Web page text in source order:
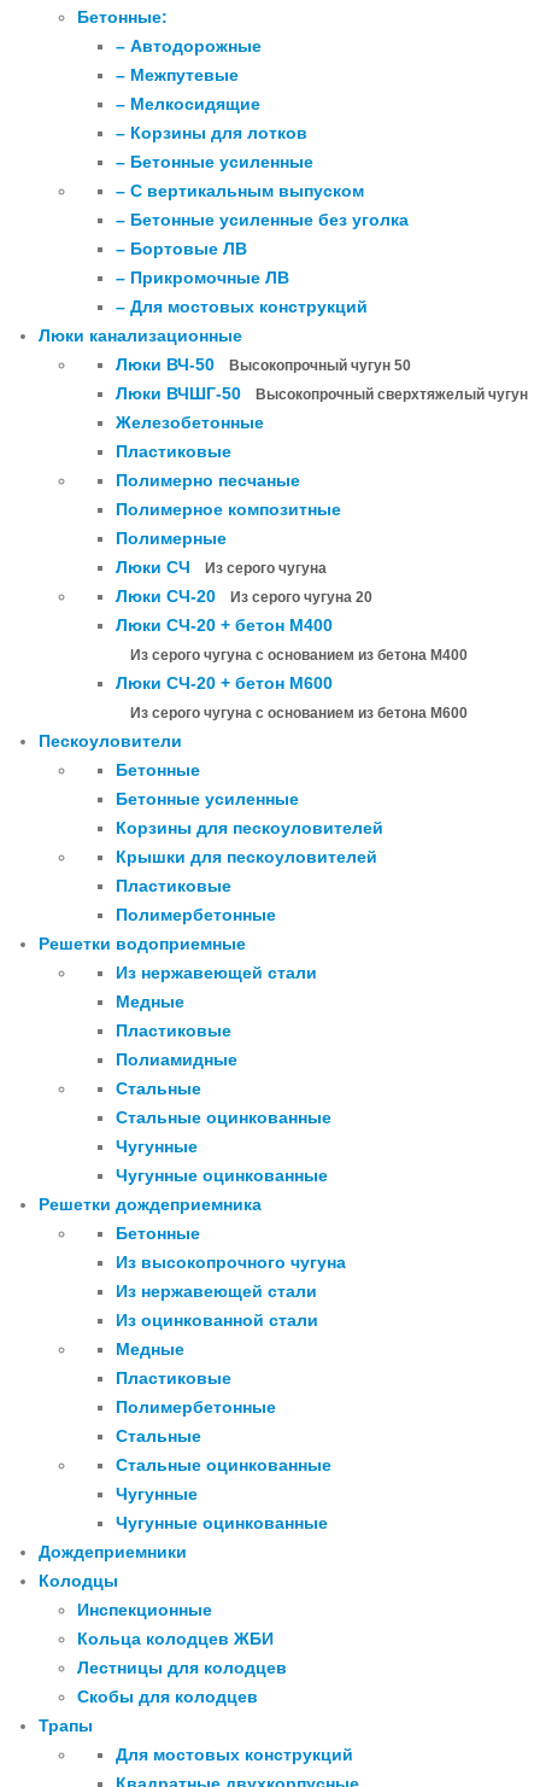
Бетонные:
– Автодорожные
– Межпутевые
– Мелкосидящие
– Корзины для лотков
– Бетонные усиленные
– С вертикальным выпуском
– Бетонные усиленные без уголка
– Бортовые ЛВ
– Прикромочные ЛВ
– Для мостовых конструкций
Люки канализационные
Люки ВЧ-50
Высокопрочный чугун 50
Люки ВЧШГ-50 Высокопрочный сверхтяжелый чугун
Железобетонные
Пластиковые
Полимерно песчаные
Полимерное композитные
Полимерные
Люки СЧ
Из серого чугуна
Люки СЧ-20 Из серого чугуна 20
Люки СЧ-20 + бетон М400
Из серого чугуна с основанием из бетона М400
Люки СЧ-20 + бетон М600
Из серого чугуна с основанием из бетона М600
Пескоуловители
Бетонные
Бетонные усиленные
Корзины для пескоуловителей
Крышки для пескоуловителей
Пластиковые
Полимербетонные
Решетки водоприемные
Из нержавеющей стали
Медные
Пластиковые
Полиамидные
Стальные
Стальные оцинкованные
Чугунные
Чугунные оцинкованные
Решетки дождеприемника
Бетонные
Из высокопрочного чугуна
Из нержавеющей стали
Из оцинкованной стали
Медные
Пластиковые
Полимербетонные
Стальные
Стальные оцинкованные
Чугунные
Чугунные оцинкованные
Дождеприемники
Колодцы
Инспекционные
Кольца колодцев ЖБИ
Лестницы для колодцев
Скобы для колодцев
Трапы
Для мостовых конструкций